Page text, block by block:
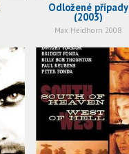
Odložené případy
(2003)
Max Heidhorn 2008